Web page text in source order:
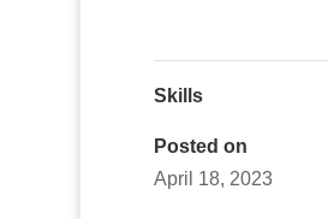
Skills
Posted on
April 18, 2023